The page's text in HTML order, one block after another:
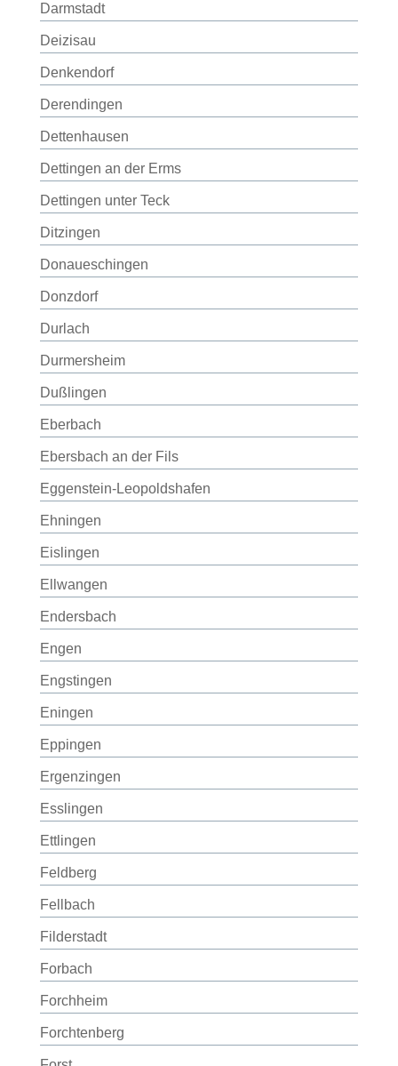
Darmstadt
Deizisau
Denkendorf
Derendingen
Dettenhausen
Dettingen an der Erms
Dettingen unter Teck
Ditzingen
Donaueschingen
Donzdorf
Durlach
Durmersheim
Dußlingen
Eberbach
Ebersbach an der Fils
Eggenstein-Leopoldshafen
Ehningen
Eislingen
Ellwangen
Endersbach
Engen
Engstingen
Eningen
Eppingen
Ergenzingen
Esslingen
Ettlingen
Feldberg
Fellbach
Filderstadt
Forbach
Forchheim
Forchtenberg